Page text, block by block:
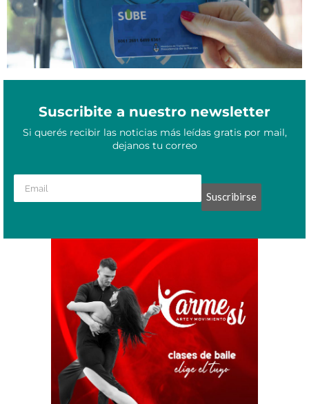
Suscribite a nuestro newsletter
Si querés recibir las noticias más leídas gratis por mail,
dejanos tu correo
Suscribirse